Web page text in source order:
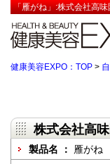
「雁がね」:株式会社高
健康美容EXPO：TOP >
株式会社高
製品名 ：
雁がね